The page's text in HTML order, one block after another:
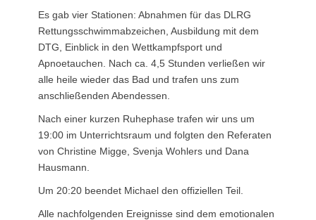
Es gab vier Stationen: Abnahmen für das DLRG
Rettungsschwimmabzeichen, Ausbildung mit dem
DTG, Einblick in den Wettkampfsport und
Apnoetauchen. Nach ca. 4,5 Stunden verließen wir
alle heile wieder das Bad und trafen uns zum
anschließenden Abendessen.
Nach einer kurzen Ruhephase trafen wir uns um
19:00 im Unterrichtsraum und folgten den Referaten
von Christine Migge, Svenja Wohlers und Dana
Hausmann.
Um 20:20 beendet Michael den offiziellen Teil.
Alle nachfolgenden Ereignisse sind dem emotionalen